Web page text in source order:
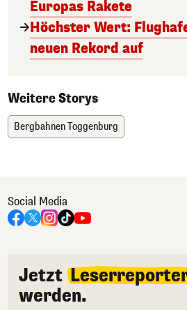
Europas Rakete
Höchster Wert:
neuen Rekord auf
Weitere Storys
Bergbahnen Toggenburg
Social Media
Jetzt
werden.